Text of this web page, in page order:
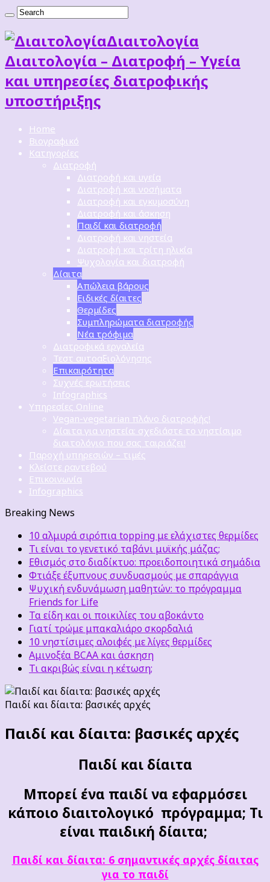
Διαιτoλογία
Διαιτολογία – Διατροφή – Υγεία
και υπηρεσίες διατροφικής
υποστήριξης
Home
Βιογραφικό
Κατηγορίες
Διατροφή
Διατροφή και υγεία
Διατροφή και νοσήματα
Διατροφή και εγκυμοσύνη
Διατροφή και άσκηση
Παιδί και διατροφή
Διατροφή και νηστεία
Διατροφή και τρίτη ηλικία
Ψυχολογία και διατροφή
Δίαιτα
Απώλεια βάρους
Ειδικές δίαιτες
Θερμίδες
Συμπληρώματα διατροφής
Νέα τρόφιμα
Διατροφικά εργαλεία
Τεστ αυτοαξιολόγησης
Επικαιρότητα
Συχνές ερωτήσεις
Infographics
Υπηρεσίες Online
Vegan-vegetarian πλάνο διατροφής!
Δίαιτα για νηστεία: σχεδιάστε το νηστίσιμο
διαιτολόγιο που σας ταιριάζει!
Παροχή υπηρεσιών – τιμές
Κλείστε ραντεβού
Επικοινωνία
Infographics
Breaking News
10 αλμυρά σιρόπια topping με ελάχιστες θερμίδες
Τι είναι το γενετικό ταβάνι μυϊκής μάζας;
Εθισμός στο διαδίκτυο: προειδοποιητικά σημάδια
Φτιάξε έξυπνους συνδυασμούς με σπαράγγια
Ψυχική ενδυνάμωση μαθητών: το πρόγραμμα
Friends for Life
Τα είδη και οι ποικιλίες του αβοκάντο
Γιατί τρώμε μπακαλιάρο σκορδαλιά
10 νηστίσιμες αλοιφές με λίγες θερμίδες
Αμινοξέα BCAA και άσκηση
Τι ακριβώς είναι η κέτωση;
Παιδί και δίαιτα: βασικές αρχές
Παιδί και δίαιτα: βασικές αρχές
Παιδί και δίαιτα
Μπορεί ένα παιδί να εφαρμόσει
κάποιο διαιτολογικό πρόγραμμα; Τι
είναι παιδική δίαιτα;
Παιδί και δίαιτα: 6 σημαντικές αρχές δίαιτας
για το παιδί